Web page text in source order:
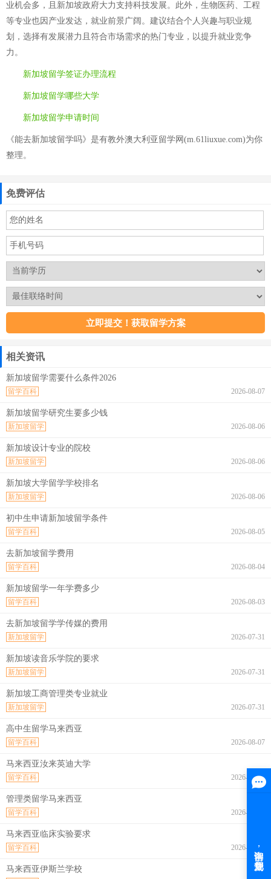
业机会多，且新加坡政府大力支持科技发展。此外，生物医药、工程
等专业也因产业发达，就业前景广阔。建议结合个人兴趣与职业规
划，选择有发展潜力且符合市场需求的热门专业，以提升就业竞争
力。
新加坡留学签证办理流程
新加坡留学哪些大学
新加坡留学申请时间
《能去新加坡留学吗》是有教外澳大利亚留学网(m.61liuxue.com)为你
整理。
免费评估
相关资讯
新加坡留学需要什么条件2026
2026-08-07
留学百科
新加坡留学研究生要多少钱
2026-08-06
新加坡留学
新加坡设计专业的院校
2026-08-06
新加坡留学
新加坡大学留学学校排名
2026-08-06
新加坡留学
初中生申请新加坡留学条件
2026-08-05
留学百科
去新加坡留学费用
2026-08-04
留学百科
新加坡留学一年学费多少
2026-08-03
留学百科
去新加坡留学学传媒的费用
2026-07-31
新加坡留学
新加坡读音乐学院的要求
2026-07-31
新加坡留学
新加坡工商管理类专业就业
2026-07-31
新加坡留学
高中生留学马来西亚
2026-08-07
留学百科
马来西亚汝来英迪大学
2026-08-07
留学百科
管理类留学马来西亚
2026-08-07
留学百科
马来西亚临床实验要求
2026-08-07
留学百科
马来西亚伊斯兰学校